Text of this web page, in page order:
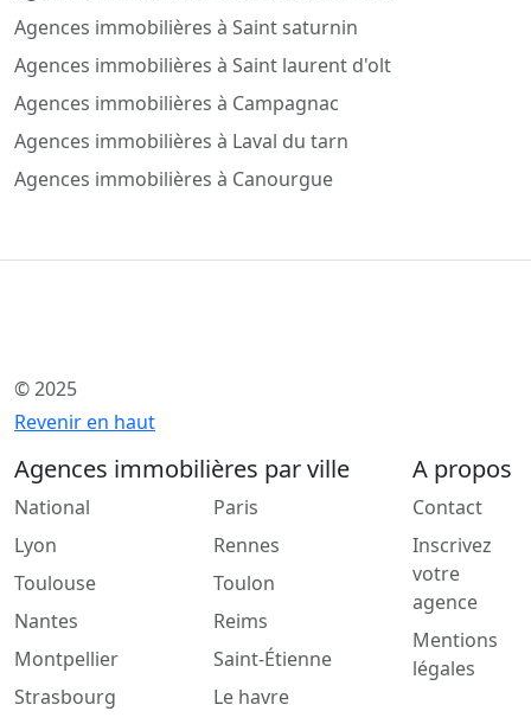
Agences immobilières à Saint saturnin
Agences immobilières à Saint laurent d'olt
Agences immobilières à Campagnac
Agences immobilières à Laval du tarn
Agences immobilières à Canourgue
© 2025
Revenir en haut
Agences immobilières par ville
National
Lyon
Toulouse
Nantes
Montpellier
Strasbourg
Paris
Rennes
Toulon
Reims
Saint-Étienne
Le havre
A propos
Contact
Inscrivez
votre
agence
Mentions
légales